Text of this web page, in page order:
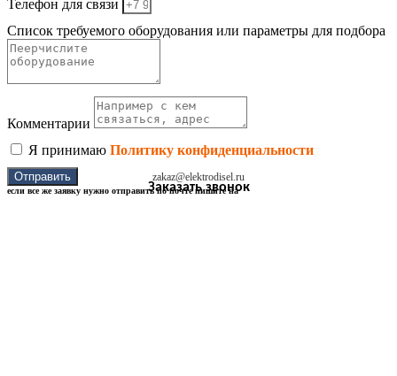
Телефон для связи
Список требуемого оборудования или параметры для подбора
Комментарии
Я принимаю Политику конфиденциальности
Отправить
если все же заявку нужно отправить по почте пишите на
zakaz@elektrodisel.ru
Заказать звонок